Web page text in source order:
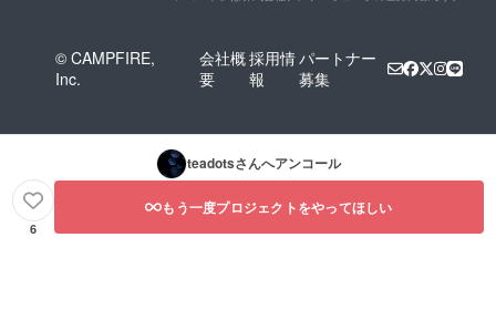
© CAMPFIRE,
Inc.
会社概
要
採用情
報
パートナー
募集
teadotsさんへアンコール
6
もう一度プロジェクトをやってほしい